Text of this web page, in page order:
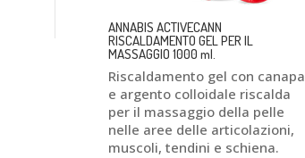
ANNABIS ACTIVECANN
RISCALDAMENTO GEL PER IL
MASSAGGIO 1000 ml.
Riscaldamento gel con canapa
e argento colloidale riscalda
per il massaggio della pelle
nelle aree delle articolazioni,
muscoli, tendini e schiena.